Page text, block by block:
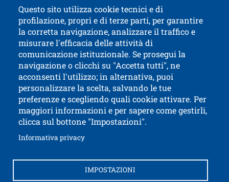
Per ulteriori informazioniconsulta ilsito DAO
Contatti
Titolo contatti
Questo sito utilizza cookie tecnici e di
profilazione, propri e di terze parti, per garantire
la corretta navigazione, analizzare il traffico e
misurare l'efficacia delle attività di
comunicazione istituzionale. Se prosegui la
navigazione o clicchi su "Accetta tutti", ne
acconsenti l'utilizzo; in alternativa, puoi
personalizzare la scelta, salvando le tue
preferenze e scegliendo quali cookie attivare. Per
maggiori informazioni e per sapere come gestirli,
clicca sul bottone "Impostazioni".
Informativa privacyApri il link in una nuova finestra
IMPOSTAZIONI
Università di Trento
via Calepina, 14 - I-38122 Trento
P.IVA-C.F. 003​40520220
Accessibilità
Autenticazione SPID e CIE